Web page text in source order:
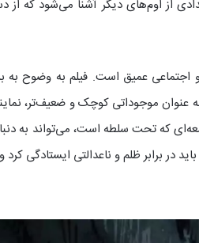
از اوم‌های دیگر آشنا می‌شود که از
عمیق است. فیلم به وضوح به
عنوان موجوداتی کوچک و ضعیف‌تر،
که تحت سلطه است، می‌تواند به
برابر ظلم و ناعدالتی ایستادگی کرد و